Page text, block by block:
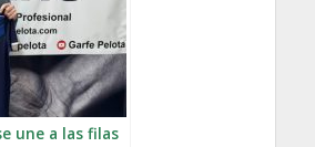
une a las filas